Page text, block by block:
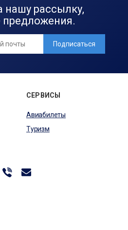
нашу рассылку,
предложения.
Подписаться
СЕРВИСЫ
Авиабилеты
Туризм